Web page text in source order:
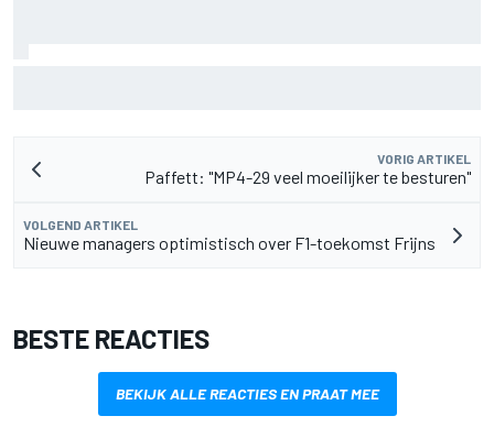
VORIG ARTIKEL
Paffett: "MP4-29 veel moeilijker te besturen"
VOLGEND ARTIKEL
Nieuwe managers optimistisch over F1-toekomst Frijns
BESTE REACTIES
BEKIJK ALLE REACTIES EN PRAAT MEE